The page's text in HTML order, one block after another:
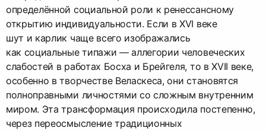
определённой социальной роли к ренессансному
открытию индивидуальности. Если в XVI веке
шут и карлик чаще всего изображались
как социальные типажи — аллегории человеческих
слабостей в работах Босха и Брейгеля, то в XVII веке,
особенно в творчестве Веласкеса, они становятся
полноправными личностями со сложным внутренним
миром. Эта трансформация происходила постепенно,
через переосмысление традиционных